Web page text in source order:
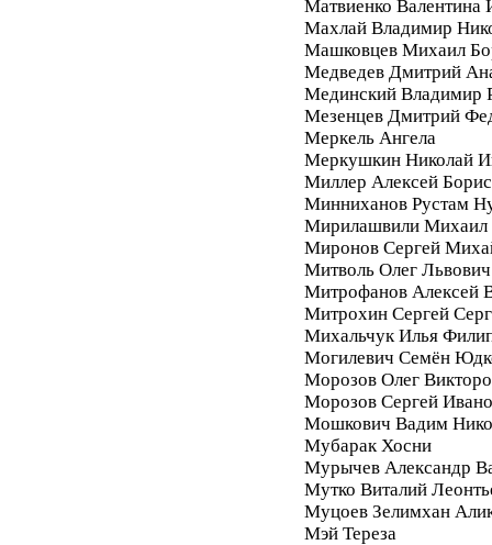
Матвиенко Валентина
Махлай Владимир
Машковцев Михаил
Медведев Дмитрий
Мединский Владимир
Мезенцев Дмитрий
Меркель Ангела
Меркушкин Николай
Миллер Алексей
Минниханов Рустам
Мирилашвили Михаил
Миронов Сергей
Митволь Олег Львович
Митрофанов Алексей
Митрохин Сергей
Михальчук Илья
Могилевич Семён
Морозов Олег
Морозов Сергей
Мошкович Вадим
Мубарак Хосни
Мурычев Александр
Мутко Виталий
Муцоев Зелимхан
Мэй Тереза